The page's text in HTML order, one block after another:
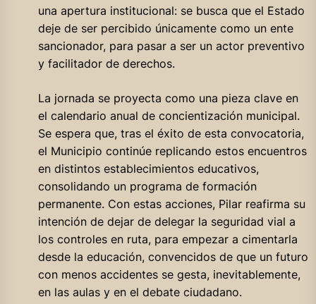
una apertura institucional: se busca que el Estado
deje de ser percibido únicamente como un ente
sancionador, para pasar a ser un actor preventivo
y facilitador de derechos.
La jornada se proyecta como una pieza clave en
el calendario anual de concientización municipal.
Se espera que, tras el éxito de esta convocatoria,
el Municipio continúe replicando estos encuentros
en distintos establecimientos educativos,
consolidando un programa de formación
permanente. Con estas acciones, Pilar reafirma su
intención de dejar de delegar la seguridad vial a
los controles en ruta, para empezar a cimentarla
desde la educación, convencidos de que un futuro
con menos accidentes se gesta, inevitablemente,
en las aulas y en el debate ciudadano.